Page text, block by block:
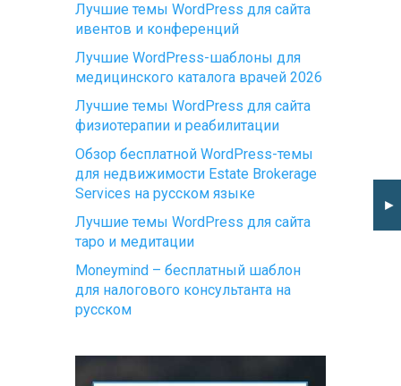
Лучшие темы WordPress для сайта
ивентов и конференций
Лучшие WordPress-шаблоны для
медицинского каталога врачей 2026
Лучшие темы WordPress для сайта
физиотерапии и реабилитации
Обзор бесплатной WordPress-темы
для недвижимости Estate Brokerage
Services на русском языке
Лучшие темы WordPress для сайта
таро и медитации
Moneymind – бесплатный шаблон
для налогового консультанта на
русском
►